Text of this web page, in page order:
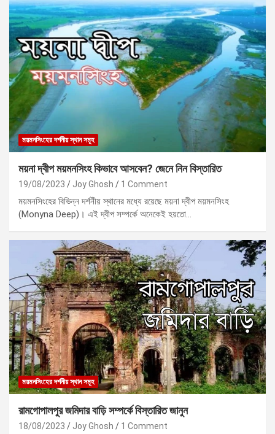
ময়মনসিংহের দর্শনীয় স্থান সমূহ
ময়না দ্বীপ ময়মনসিংহ কিভাবে আসবেন? জেনে নিন বিস্তারিত
19/08/2023 Joy Ghosh 1 Comment
ময়মনসিংহের বিভিন্ন দর্শনীয় স্থানের মধ্যে রয়েছে ময়না দ্বীপ ময়মনসিংহ
(Monyna Deep)। এই দ্বীপ সম্পর্কে অনেকেই হয়তো…
ময়মনসিংহের দর্শনীয় স্থান সমূহ
রামগোপালপুর জমিদার বাড়ি সম্পর্কে বিস্তারিত জানুন
18/08/2023 Joy Ghosh 1 Comment